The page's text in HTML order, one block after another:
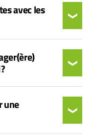
avec les
une